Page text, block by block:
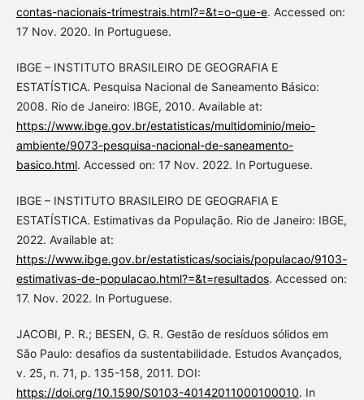
contas-nacionais-trimestrais.html?=&t=o-que-e. Accessed on:
17 Nov. 2020. In Portuguese.
IBGE – INSTITUTO BRASILEIRO DE GEOGRAFIA E
ESTATÍSTICA. Pesquisa Nacional de Saneamento Básico:
2008. Rio de Janeiro: IBGE, 2010. Available at:
https://www.ibge.gov.br/estatisticas/multidominio/meio-
ambiente/9073-pesquisa-nacional-de-saneamento-
basico.html. Accessed on: 17 Nov. 2022. In Portuguese.
IBGE – INSTITUTO BRASILEIRO DE GEOGRAFIA E
ESTATÍSTICA. Estimativas da População. Rio de Janeiro: IBGE,
2022. Available at:
https://www.ibge.gov.br/estatisticas/sociais/populacao/9103-
estimativas-de-populacao.html?=&t=resultados. Accessed on:
17. Nov. 2022. In Portuguese.
JACOBI, P. R.; BESEN, G. R. Gestão de resíduos sólidos em
São Paulo: desafios da sustentabilidade. Estudos Avançados,
v. 25, n. 71, p. 135-158, 2011. DOI:
https://doi.org/10.1590/S0103-40142011000100010. In